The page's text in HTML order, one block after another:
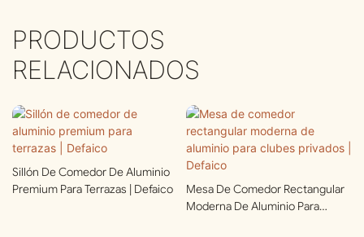
PRODUCTOS
RELACIONADOS
Sillón De Comedor De Aluminio
Premium Para Terrazas | Defaico
Mesa De Comedor Rectangular
Moderna De Aluminio Para